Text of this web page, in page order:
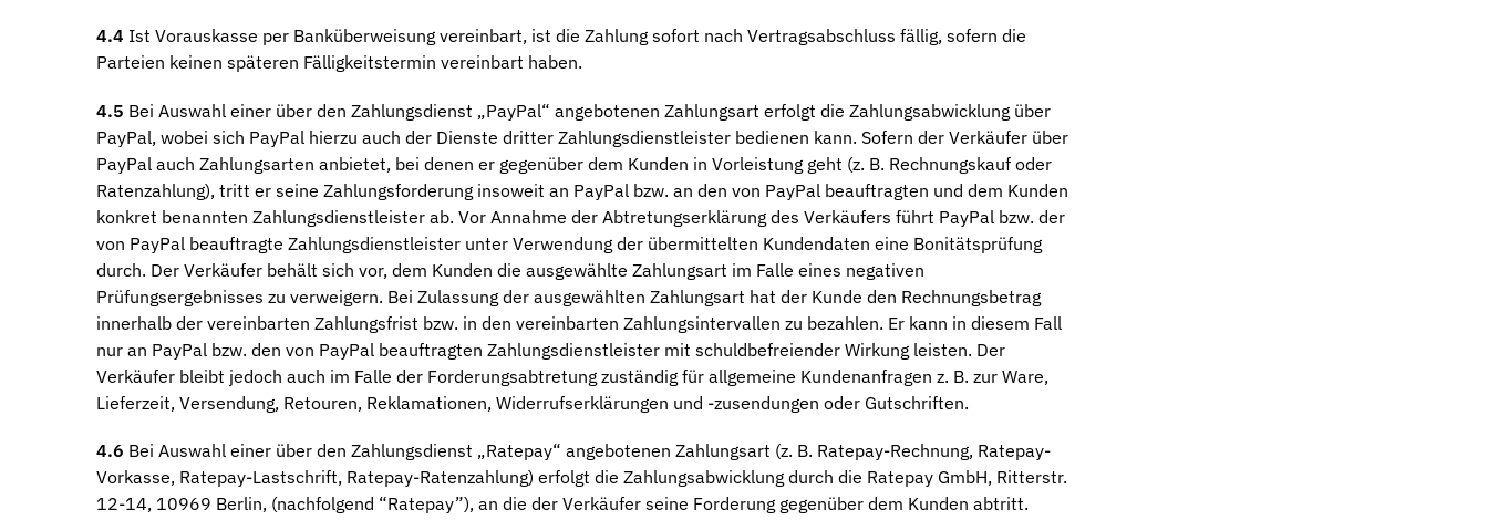
4.4 Ist Vorauskasse per Banküberweisung vereinbart, ist die Zahlung sofort nach Vertragsabschluss fällig, sofern die
Parteien keinen späteren Fälligkeitstermin vereinbart haben.
4.5 Bei Auswahl einer über den Zahlungsdienst „PayPal“ angebotenen Zahlungsart erfolgt die Zahlungsabwicklung über
PayPal, wobei sich PayPal hierzu auch der Dienste dritter Zahlungsdienstleister bedienen kann. Sofern der Verkäufer über
PayPal auch Zahlungsarten anbietet, bei denen er gegenüber dem Kunden in Vorleistung geht (z. B. Rechnungskauf oder
Ratenzahlung), tritt er seine Zahlungsforderung insoweit an PayPal bzw. an den von PayPal beauftragten und dem Kunden
konkret benannten Zahlungsdienstleister ab. Vor Annahme der Abtretungserklärung des Verkäufers führt PayPal bzw. der
von PayPal beauftragte Zahlungsdienstleister unter Verwendung der übermittelten Kundendaten eine Bonitätsprüfung
durch. Der Verkäufer behält sich vor, dem Kunden die ausgewählte Zahlungsart im Falle eines negativen
Prüfungsergebnisses zu verweigern. Bei Zulassung der ausgewählten Zahlungsart hat der Kunde den Rechnungsbetrag
innerhalb der vereinbarten Zahlungsfrist bzw. in den vereinbarten Zahlungsintervallen zu bezahlen. Er kann in diesem Fall
nur an PayPal bzw. den von PayPal beauftragten Zahlungsdienstleister mit schuldbefreiender Wirkung leisten. Der
Verkäufer bleibt jedoch auch im Falle der Forderungsabtretung zuständig für allgemeine Kundenanfragen z. B. zur Ware,
Lieferzeit, Versendung, Retouren, Reklamationen, Widerrufserklärungen und -zusendungen oder Gutschriften.
4.6 Bei Auswahl einer über den Zahlungsdienst „Ratepay“ angebotenen Zahlungsart (z. B. Ratepay-Rechnung, Ratepay-
Vorkasse, Ratepay-Lastschrift, Ratepay-Ratenzahlung) erfolgt die Zahlungsabwicklung durch die Ratepay GmbH, Ritterstr.
12-14, 10969 Berlin, (nachfolgend “Ratepay”), an die der Verkäufer seine Forderung gegenüber dem Kunden abtritt.